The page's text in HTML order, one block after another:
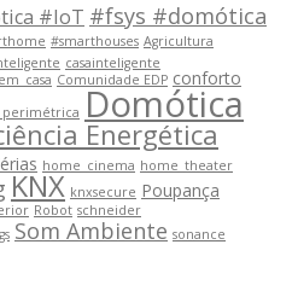
#IoT #fsys #domótica
#smarthouses Agricultura
casainteligente
Comunidade EDP conforto
perimétrica Domótica
Energética
home_cinema home_theater
KNX knxsecure Poupança
Robot schneider
Som Ambiente sonance